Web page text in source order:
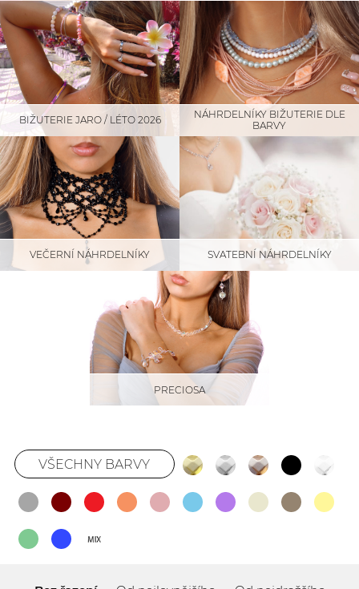
BIŽUTERIE JARO / LÉTO 2026
NÁHRDELNÍKY BIŽUTERIE DLE
BARVY
VEČERNÍ NÁHRDELNÍKY SVATEBNÍ NÁHRDELNÍKY
PRECIOSA
VŠECHNY BARVY